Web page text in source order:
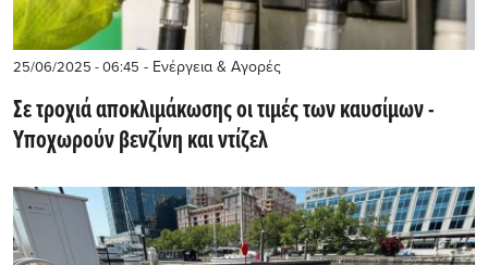
25/06/2025 - 06:45 - Ενέργεια & Αγορές
Σε τροχιά αποκλιμάκωσης οι τιμές των καυσίμων -
Υποχωρούν βενζίνη και ντίζελ